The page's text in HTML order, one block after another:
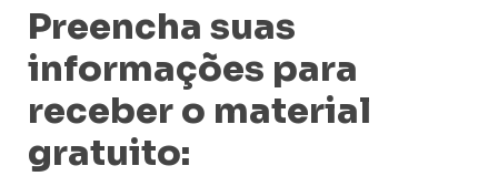
Preencha suas
informações para
receber o material
gratuito: